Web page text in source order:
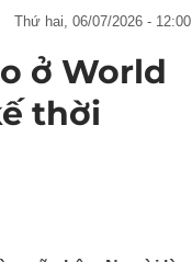
thứ hai, 06/07/2026 - 12:00
ở World
thời